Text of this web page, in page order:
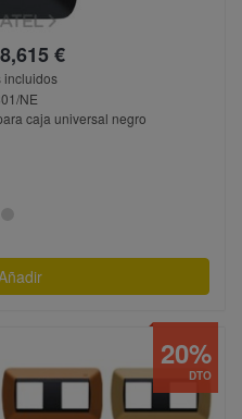
8,615 €
incluidos
NE
caja universal negro
DTO
20%